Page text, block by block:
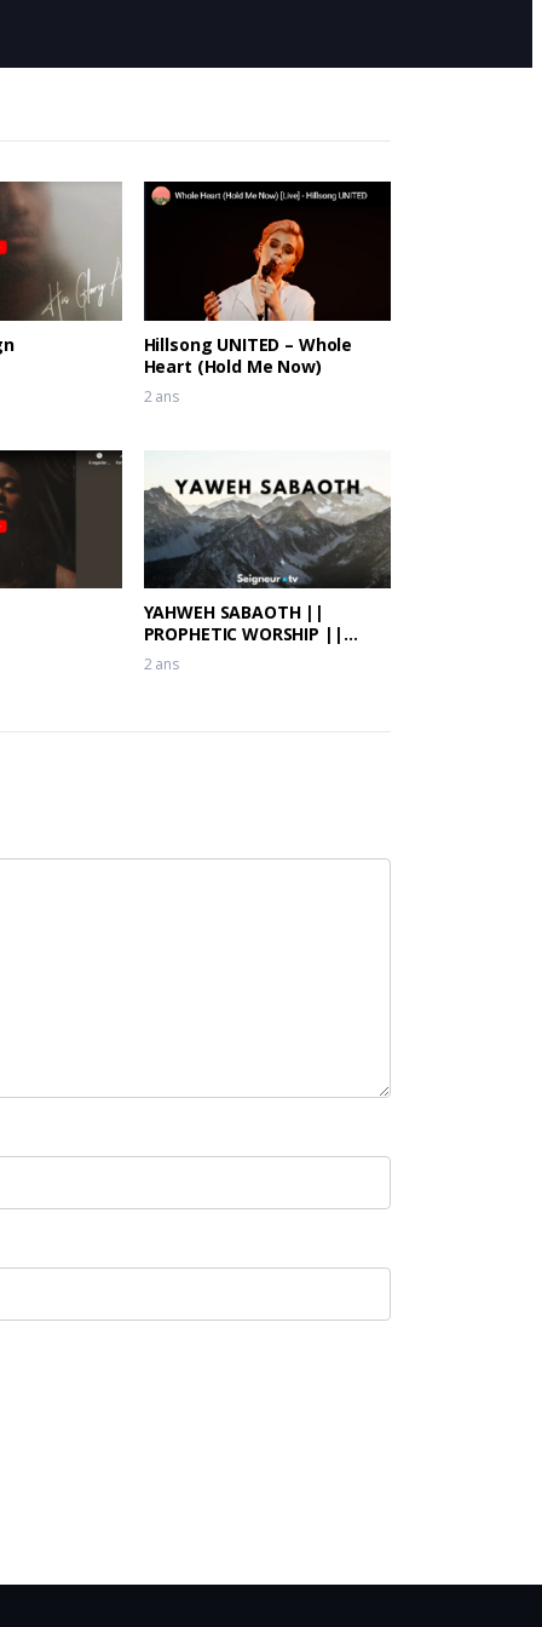
Hillsong UNITED – Whole
Heart (Hold Me Now)
2 ans
YAHWEH SABAOTH ||
PROPHETIC WORSHIP ||
Theophilus Sunday, Dunsin
2 ans